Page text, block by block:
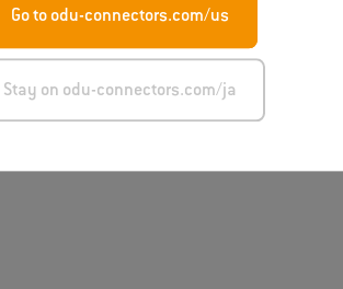
Go to odu-connectors.com/us
Stay on odu-connectors.com/ja
法的通知事項 プラ